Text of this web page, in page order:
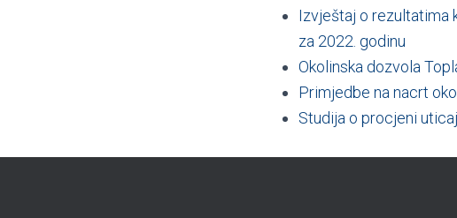
Izvještaj o rezultatima
za 2022. godinu
Okolinska dozvola
Primjedbe na nacrt
Studija o procjeni